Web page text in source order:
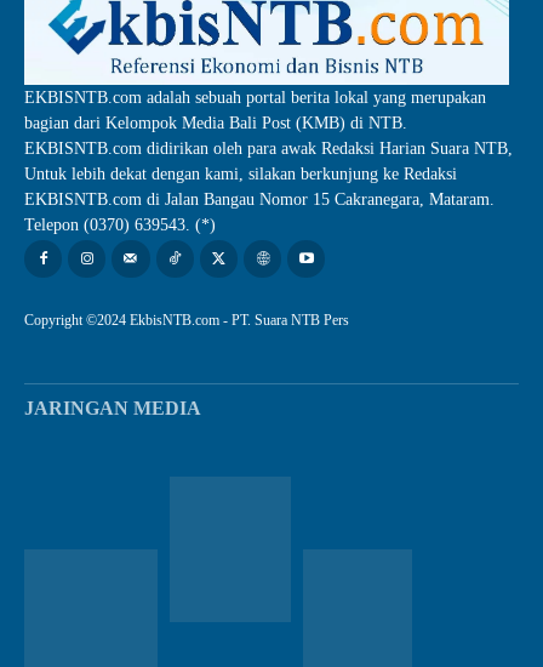
EKBISNTB.com adalah sebuah portal berita lokal yang merupakan
bagian dari Kelompok Media Bali Post (KMB) di NTB.
EKBISNTB.com didirikan oleh para awak Redaksi Harian Suara NTB,
Untuk lebih dekat dengan kami, silakan berkunjung ke Redaksi
EKBISNTB.com di Jalan Bangau Nomor 15 Cakranegara, Mataram.
Telepon (0370) 639543. (*)
Copyright ©2024 EkbisNTB.com - PT. Suara NTB Pers
JARINGAN MEDIA